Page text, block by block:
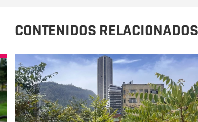
CONTENIDOS RELACIONADOS